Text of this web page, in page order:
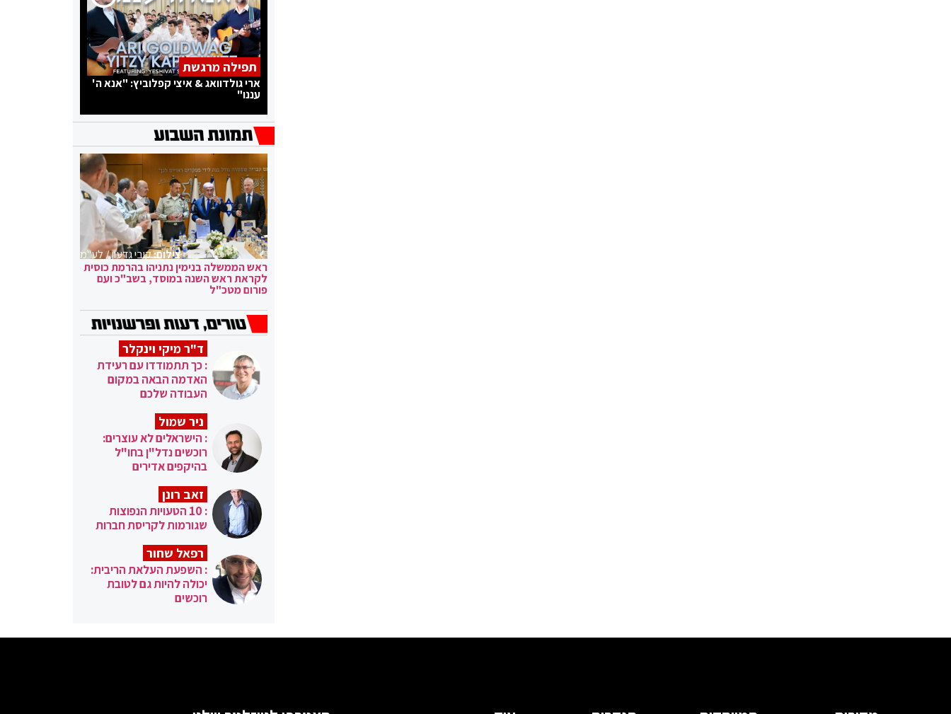
תפילה מרגשת
ארי גולדוואג & איצי קפלוביץ: "אנא ה'
עננו"
צילום:קובי גדעון / לע"מ
ראש הממשלה בנימין נתניהו בהרמת כוסית
לקראת ראש השנה במוסד, בשב"כ ועם
פורום מטכ"ל
ד"ר מיקי וינקלר
: כך תתמודדו עם רעידת
האדמה הבאה במקום
העבודה שלכם
ניר שמול
: הישראלים לא עוצרים:
רוכשים נדל"ן בחו"ל
בהיקפים אדירים
זאב רונן
: 10 הטעויות הנפוצות
שגורמות לקריסת חברות
רפאל שחור
: השפעת העלאת הריבית:
יכולה להיות גם לטובת
רוכשים